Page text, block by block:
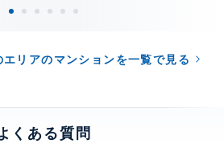
エリアのマンションを一覧で見る
くある質問